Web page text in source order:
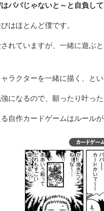
パパじゃないと～と自負し
はほとんど僕です。
れていますが、一緒に遊ぶ
ラクターを一緒に描く、と
になるので、願ったり叶っ
自作カードゲームはルール